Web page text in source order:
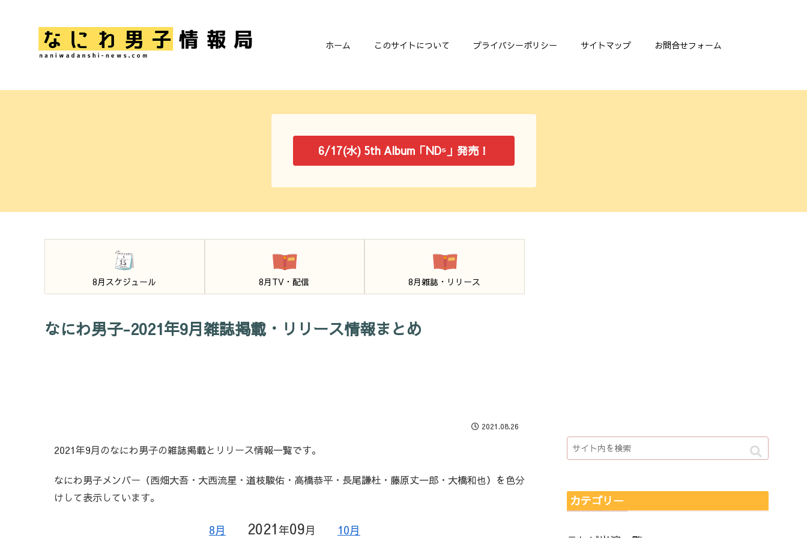
ホーム このサイトについて プライバシーポリシー サイトマップ お問合せフォーム
6/17(水) 5th Album「ND⁵」発売！
8月スケジュール 8月TV・配信 8月雑誌・リリース
なにわ男子-2021年9月雑誌掲載・リリース情報まとめ
2021.08.26
2021年9月のなにわ男子の雑誌掲載とリリース情報一覧です。
なにわ男子メンバー（西畑大吾・大西流星・道枝駿佑・高橋恭平・長尾謙杜・藤原丈一郎・大橋和也）を色分
けして表示しています。
8月 2021 年09月 10月
カテゴリー